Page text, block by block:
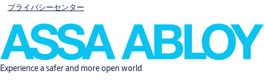
プライバシーセンター
Experience a safer and more open world